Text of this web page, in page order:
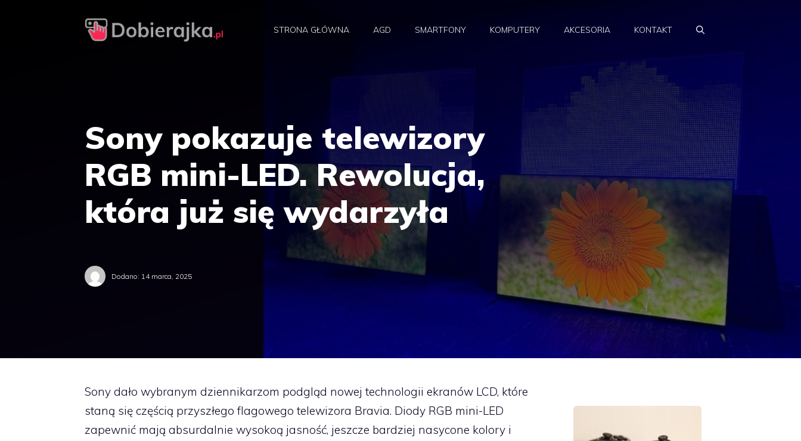
STRONA GŁÓWNA AGD SMARTFONY KOMPUTERY AKCESORIA KONTAKT
Sony pokazuje telewizory
RGB mini-LED. Rewolucja,
która już się wydarzyła
Dodano: 14 marca, 2025
Sony dało wybranym dziennikarzom podgląd nowej technologii ekranów LCD, które
staną się częścią przyszłego flagowego telewizora Bravia. Diody RGB mini-LED
zapewnić mają absurdalnie wysokoą jasność, jeszcze bardziej nasycone kolory i